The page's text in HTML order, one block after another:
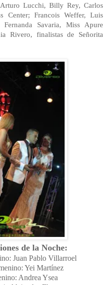
Lucchi, Billy Rey, Carlos
Center; Francois Weffer, Luis
Savaria, Miss Apure
Rivero, finalistas de Señorita
de la Noche:
Juan Pablo Villarroel
Yei Martínez
Andrea Ysea